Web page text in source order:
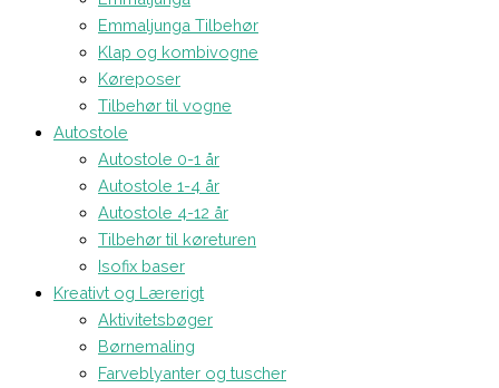
Emmaljunga Tilbehør
Klap og kombivogne
Køreposer
Tilbehør til vogne
Autostole
Autostole 0-1 år
Autostole 1-4 år
Autostole 4-12 år
Tilbehør til køreturen
Isofix baser
Kreativt og Lærerigt
Aktivitetsbøger
Børnemaling
Farveblyanter og tuscher